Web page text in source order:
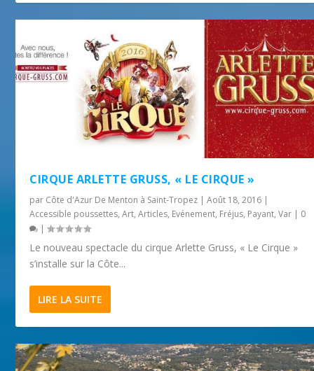
CIRQUE ARLETTE GRUSS, « LE CIRQUE »
par Côte d'Azur De Menton à Saint-Tropez |Août 18, 2016 |
Accessible poussettes,Art,Articles, Evénement, Fréjus, Payant,Var | 0
|
Le nouveau spectacle du cirque Arlette Gruss, « Le Cirque »
s’installe sur la Côte...
LIRE LA SUITE